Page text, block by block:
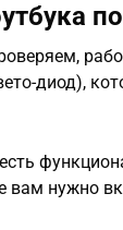
диод),
вам нужно